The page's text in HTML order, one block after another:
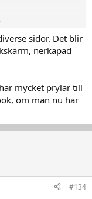
jag går vidare
Livet har ensidor. Det blir
nerkapad
mycket prylar till
om man nu har
#134